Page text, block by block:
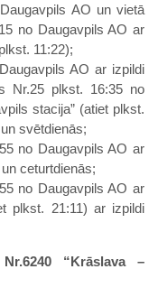
AO un vietā
no Daugavpils AO ar
11:22);
AO ar izpildi
Nr.25 plkst. 16:35 no
stacija” (atiet plkst.
svētdienās;
no Daugavpils AO ar
ceturtdienās;
no Daugavpils AO ar
plkst. 21:11) ar izpildi
Nr.6240 “Krāslava –